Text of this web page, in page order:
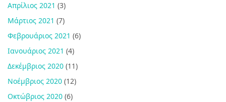
Απρίλιος 2021 (3)
Μάρτιος 2021 (7)
Φεβρουάριος 2021 (6)
Ιανουάριος 2021 (4)
Δεκέμβριος 2020 (11)
Νοέμβριος 2020 (12)
Οκτώβριος 2020 (6)